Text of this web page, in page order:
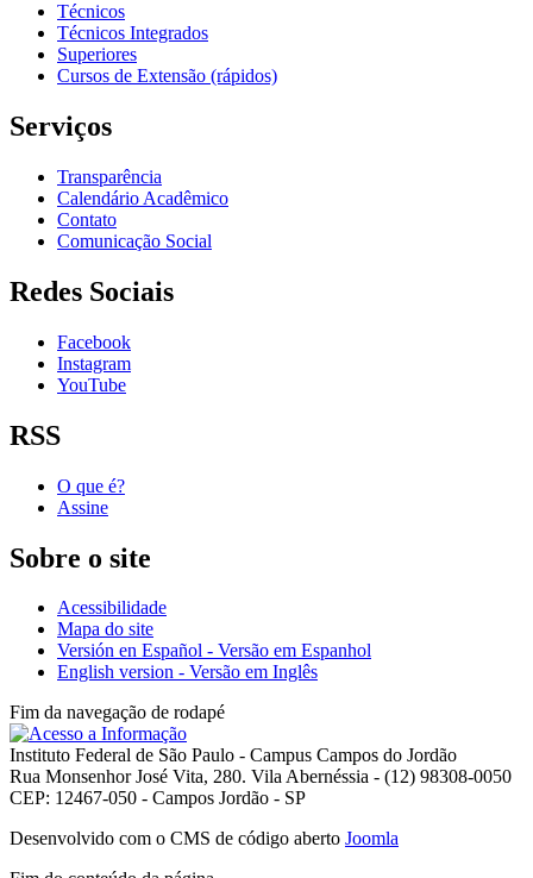
Técnicos
Técnicos Integrados
Superiores
Cursos de Extensão (rápidos)
Serviços
Transparência
Calendário Acadêmico
Contato
Comunicação Social
Redes Sociais
Facebook
Instagram
YouTube
RSS
O que é?
Assine
Sobre o site
Acessibilidade
Mapa do site
Versión en Español - Versão em Espanhol
English version - Versão em Inglês
Fim da navegação de rodapé
Instituto Federal de São Paulo - Campus Campos do Jordão
Rua Monsenhor José Vita, 280. Vila Abernéssia - (12) 98308-0050
CEP: 12467-050 - Campos Jordão - SP
Desenvolvido com o CMS de código aberto Joomla